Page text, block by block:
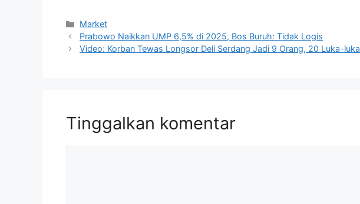
Kategori
Market
Prabowo Naikkan UMP 6,5% di 2025, Bos Buruh: Tidak Logis
Video: Korban Tewas Longsor Deli Serdang Jadi 9 Orang, 20 Luka-luka
Tinggalkan komentar